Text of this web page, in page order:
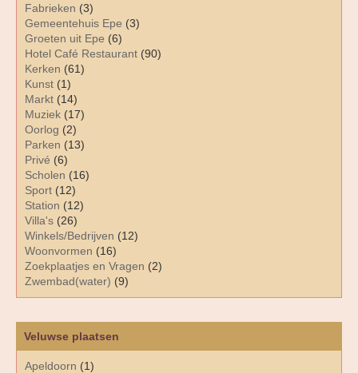
Fabrieken (3)
Gemeentehuis Epe (3)
Groeten uit Epe (6)
Hotel Café Restaurant (90)
Kerken (61)
Kunst (1)
Markt (14)
Muziek (17)
Oorlog (2)
Parken (13)
Privé (6)
Scholen (16)
Sport (12)
Station (12)
Villa's (26)
Winkels/Bedrijven (12)
Woonvormen (16)
Zoekplaatjes en Vragen (2)
Zwembad(water) (9)
Veluwse plaatsen
Apeldoorn (1)